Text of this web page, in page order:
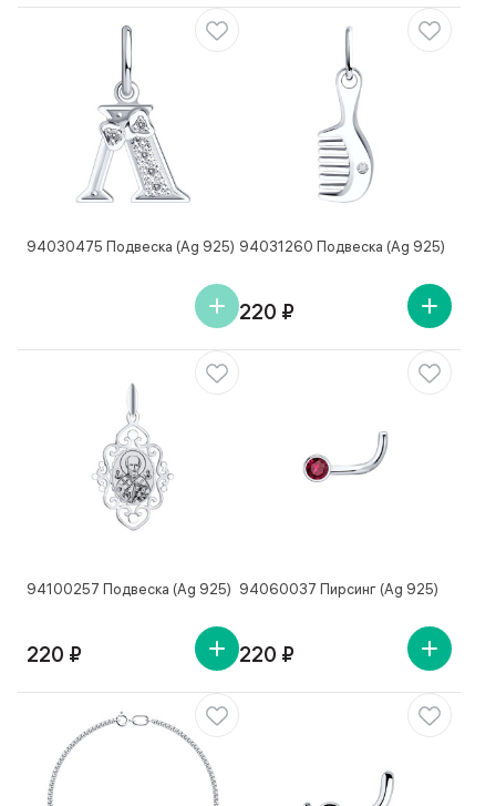
94030475 Подвеска (Ag 925) 94031260 Подвеска (Ag 925)
220 ₽
94100257 Подвеска (Ag 925)
220 ₽
94060037 Пирсинг (Ag 925)
220 ₽